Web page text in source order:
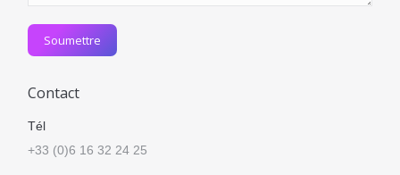
Soumettre
Contact
Tél
+33 (0)6 16 32 24 25